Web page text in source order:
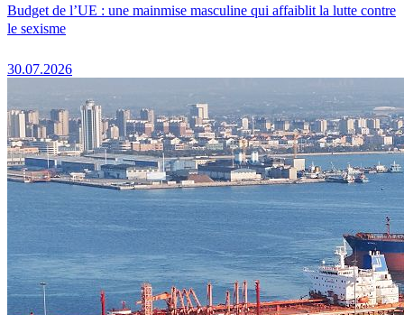
Budget de l’UE : une mainmise masculine qui affaiblit la lutte contre
le sexisme
30.07.2026